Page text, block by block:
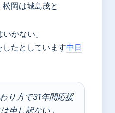
岡は城島茂と
かない」
したとしています中日
り方で31年間応援
申し訳ない」